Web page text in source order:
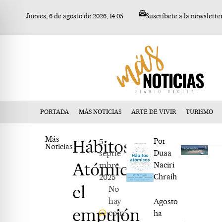
Jueves, 6 de agosto de 2026, 14:05 Suscríbete a la
PORTADA MÁS NOTICIAS ARTE DE VIVIR TURISMO
Más
NoticiasHábitos
Atómicos:
el
empujón
5
septie
mbre,
2025
No
hay
com
Por
Duaa
Naciri
Chraih
Agosto
ha